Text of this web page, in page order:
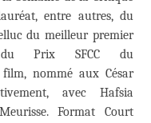
entre autres, du
du meilleur premier
Prix SFCC du
nommé aux César
avec Hafsia
Format Court